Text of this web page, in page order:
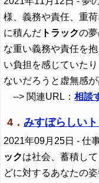
様、義務や責任、重
に積んだ トラックの
な重い義務や責任を
い負担を感じていた
ないだろうと虚無感
--> 関連URL：相談
4． みすぼらしい
2021年09月25日 - 仕
ックは社会、蓄積し
どに対するあなたの